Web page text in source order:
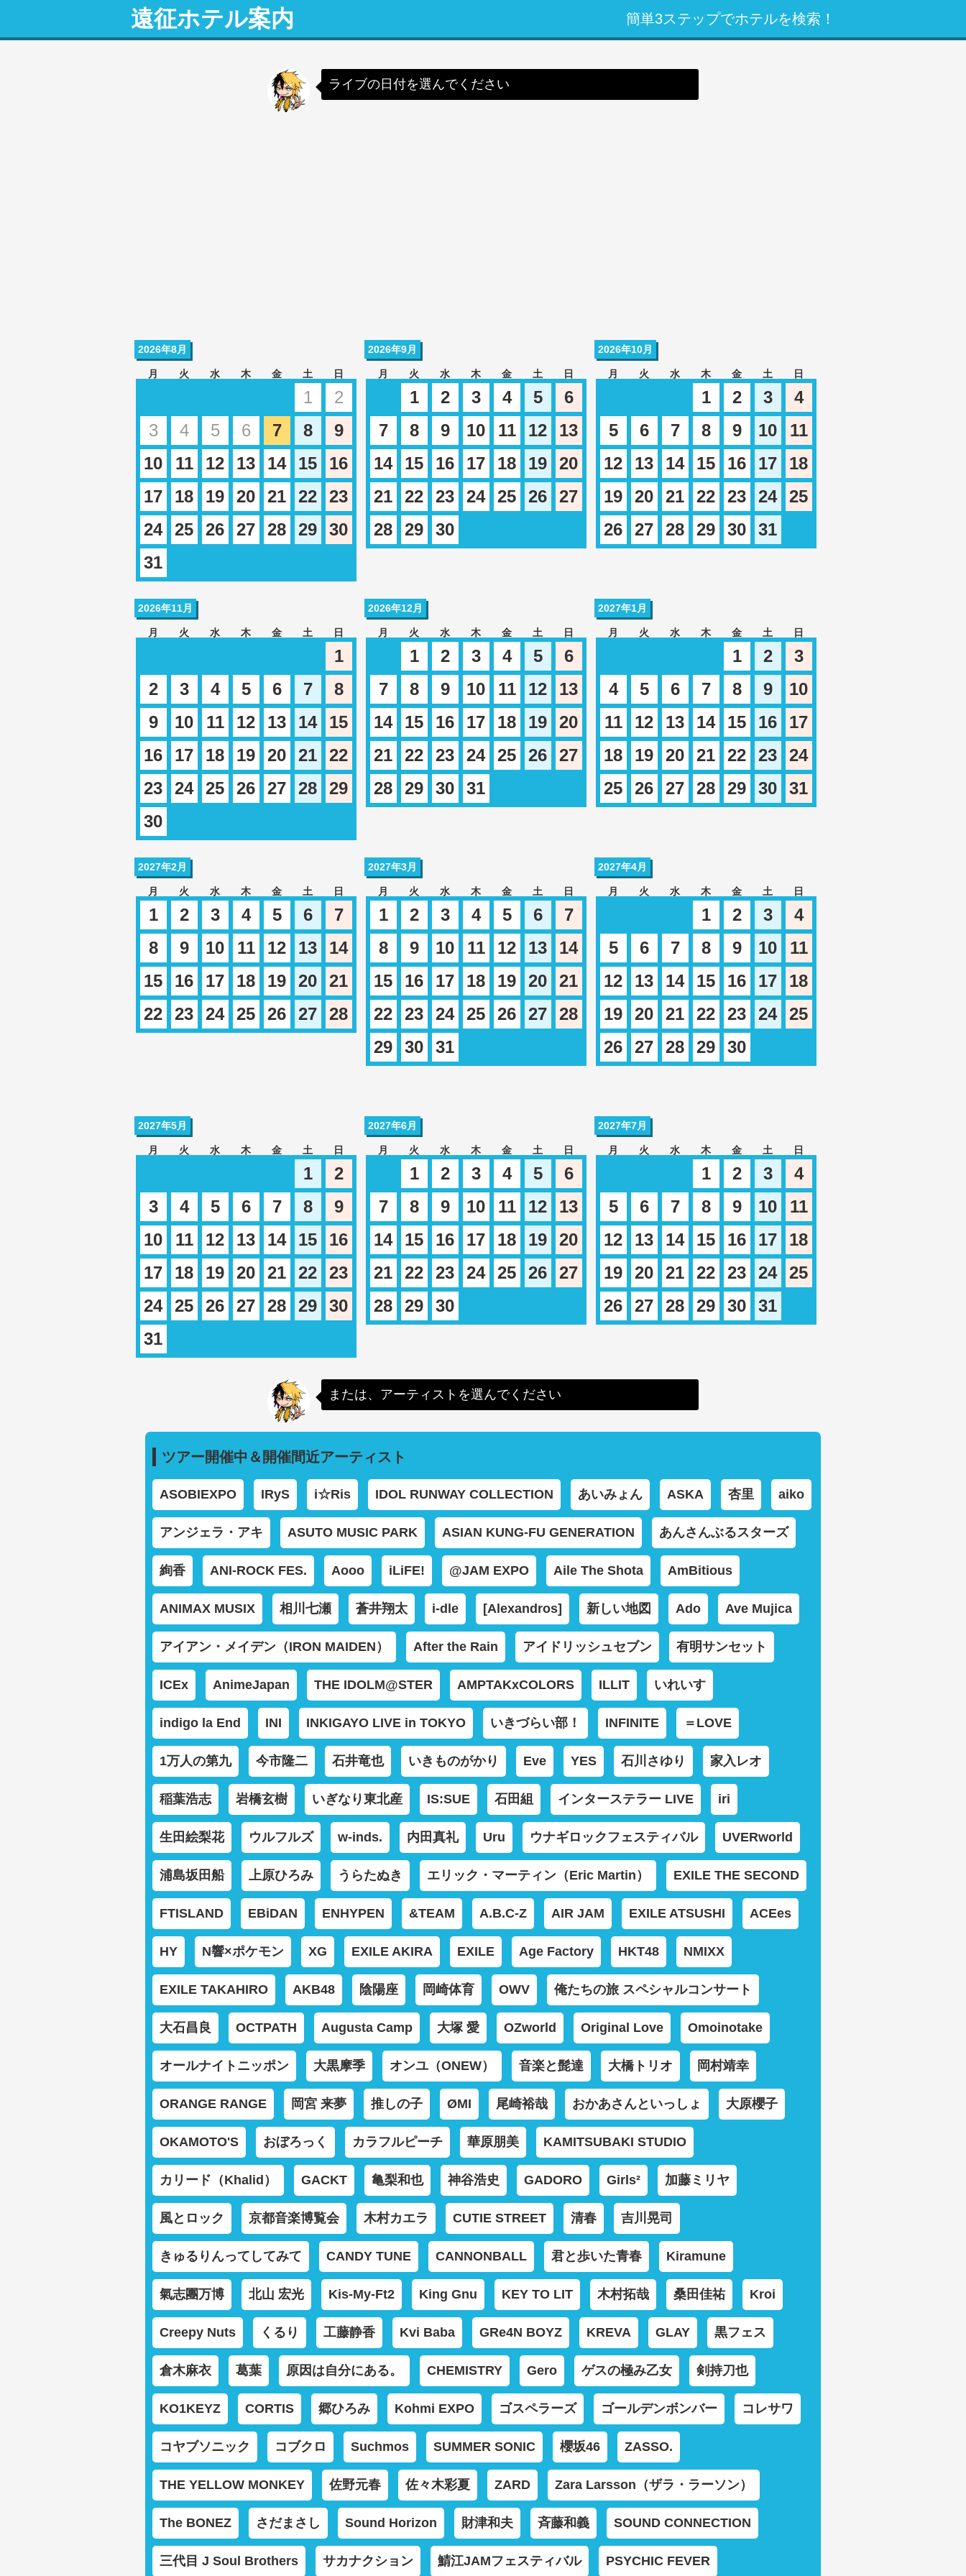
簡単3ステップでホテルを検索！
遠征ホテル案内
ライブの日付を選んでください
2026年8月
月 火 水 木 金 土 日
1
2
3
4 5 6 7 8
9
10
11 12 13 14 15
16
17
18 19 20 21 22
23
24
25 26 27 28 29
30
31
2026年9月
月 火 水 木 金 土 日
1 2 3 4 5
6
7
8 9 10 11 12
13
14
15 16 17 18 19
20
21
22 23 24 25 26
27
28
29 30
2026年10月
月 火 水 木 金 土 日
1 2 3
4
5
6 7 8 9 10
11
12
13 14 15 16 17
18
19
20 21 22 23 24
25
26
27 28 29 30 31
2026年11月
月 火 水 木 金 土 日
1
2
3 4 5 6 7
8
9
10 11 12 13 14
15
16
17 18 19 20 21
22
23
24 25 26 27 28
29
30
2026年12月
月 火 水 木 金 土 日
1 2 3 4 5
6
7
8 9 10 11 12
13
14
15 16 17 18 19
20
21
22 23 24 25 26
27
28
29 30 31
2027年1月
月 火 水 木 金 土 日
1 2
3
4
5 6 7 8 9
10
11
12 13 14 15 16
17
18
19 20 21 22 23
24
25
26 27 28 29 30 31
2027年2月
月 火 水 木 金 土 日
1 2 3 4 5 6
7
8
9 10 11 12 13
14
15
16 17 18 19 20
21
22
23 24 25 26 27 28
2027年3月
月 火 水 木 金 土 日
1 2 3 4 5 6
7
8
9 10 11 12 13
14
15
16 17 18 19 20
21
22
23 24 25 26 27
28
29
30 31
2027年4月
月 火 水 木 金 土 日
1 2 3
4
5
6 7 8 9 10
11
12
13 14 15 16 17
18
19
20 21 22 23 24
25
26
27 28 29 30
2027年5月
月 火 水 木 金 土 日
1
2
3
4 5 6 7 8
9
10
11 12 13 14 15
16
17
18 19 20 21 22
23
24
25 26 27 28 29
30
31
2027年6月
月 火 水 木 金 土 日
1 2 3 4 5
6
7
8 9 10 11 12
13
14
15 16 17 18 19
20
21
22 23 24 25 26
27
28
29 30
2027年7月
月 火 水 木 金 土 日
1 2 3
4
5
6 7 8 9 10
11
12
13 14 15 16 17
18
19
20 21 22 23 24
25
26
27 28 29 30 31
または、アーティストを選んでください
ツアー開催中＆開催間近アーティスト
ASOBIEXPO IRyS i☆Ris IDOL RUNWAY COLLECTION あいみょん ASKA 杏里 aiko
アンジェラ・アキ ASUTO MUSIC PARK ASIAN KUNG-FU GENERATION あんさんぶるスターズ
絢香 ANI-ROCK FES. Aooo iLiFE! @JAM EXPO Aile The Shota AmBitious
ANIMAX MUSIX 相川七瀬 蒼井翔太 i-dle [Alexandros] 新しい地図 Ado Ave Mujica
アイアン・メイデン（IRON MAIDEN） After the Rain アイドリッシュセブン 有明サンセット
ICEx AnimeJapan THE IDOLM@STER AMPTAKxCOLORS ILLIT いれいす
indigo la End INI INKIGAYO LIVE in TOKYO いきづらい部！ INFINITE ＝LOVE
1万人の第九 今市隆二 石井竜也 いきものがかり Eve YES 石川さゆり 家入レオ
稲葉浩志 岩橋玄樹 いぎなり東北産 IS:SUE 石田組 インターステラー LIVE iri
生田絵梨花 ウルフルズ w-inds. 内田真礼 Uru ウナギロックフェスティバル UVERworld
浦島坂田船 上原ひろみ うらたぬき エリック・マーティン（Eric Martin） EXILE THE SECOND
FTISLAND EBiDAN ENHYPEN &TEAM A.B.C-Z AIR JAM EXILE ATSUSHI ACEes
HY N響×ポケモン XG EXILE AKIRA EXILE Age Factory HKT48 NMIXX
EXILE TAKAHIRO AKB48 陰陽座 岡崎体育 OWV 俺たちの旅 スペシャルコンサート
大石昌良 OCTPATH Augusta Camp 大塚 愛 OZworld Original Love Omoinotake
オールナイトニッポン 大黒摩季 オンユ（ONEW） 音楽と髭達 大橋トリオ 岡村靖幸
ORANGE RANGE 岡宮 来夢 推しの子 ØMI 尾崎裕哉 おかあさんといっしょ 大原櫻子
OKAMOTO'S おぼろっく カラフルピーチ 華原朋美 KAMITSUBAKI STUDIO
カリード（Khalid） GACKT 亀梨和也 神谷浩史 GADORO Girls² 加藤ミリヤ
風とロック 京都音楽博覧会 木村カエラ CUTIE STREET 清春 吉川晃司
きゅるりんってしてみて CANDY TUNE CANNONBALL 君と歩いた青春 Kiramune
氣志團万博 北山 宏光 Kis-My-Ft2 King Gnu KEY TO LIT 木村拓哉 桑田佳祐 Kroi
Creepy Nuts くるり 工藤静香 Kvi Baba GRe4N BOYZ KREVA GLAY 黒フェス
倉木麻衣 葛葉 原因は自分にある。 CHEMISTRY Gero ゲスの極み乙女 剣持刀也
KO1KEYZ CORTIS 郷ひろみ Kohmi EXPO ゴスペラーズ ゴールデンボンバー コレサワ
コヤブソニック コブクロ Suchmos SUMMER SONIC 櫻坂46 ZASSO.
THE YELLOW MONKEY 佐野元春 佐々木彩夏 ZARD Zara Larsson（ザラ・ラーソン）
The BONEZ さだまさし Sound Horizon 財津和夫 斉藤和義 SOUND CONNECTION
三代目 J Soul Brothers サカナクション 鯖江JAMフェスティバル PSYCHIC FEVER